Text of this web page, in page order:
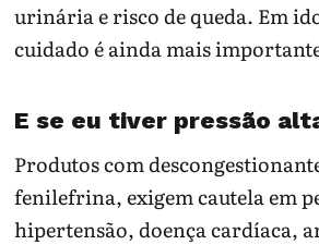
urinária e risco de queda. Em
cuidado é ainda mais
E se eu tiver pressão
Produtos com
fenilefrina, exigem cautela em
hipertensão, doença cardíaca,